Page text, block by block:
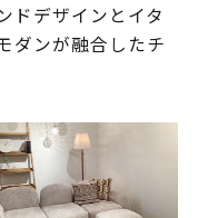
ドデザインとイタ
ダンが融合したチ